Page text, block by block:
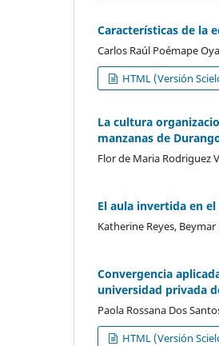
Características de la
Carlos Raúl Poémape
HTML (Versión
La cultura
manzanas de
Flor de Maria Rodriguez
El aula invertida en
Katherine Reyes,
Convergencia
universidad privada
Paola Rossana Dos
HTML (Versión